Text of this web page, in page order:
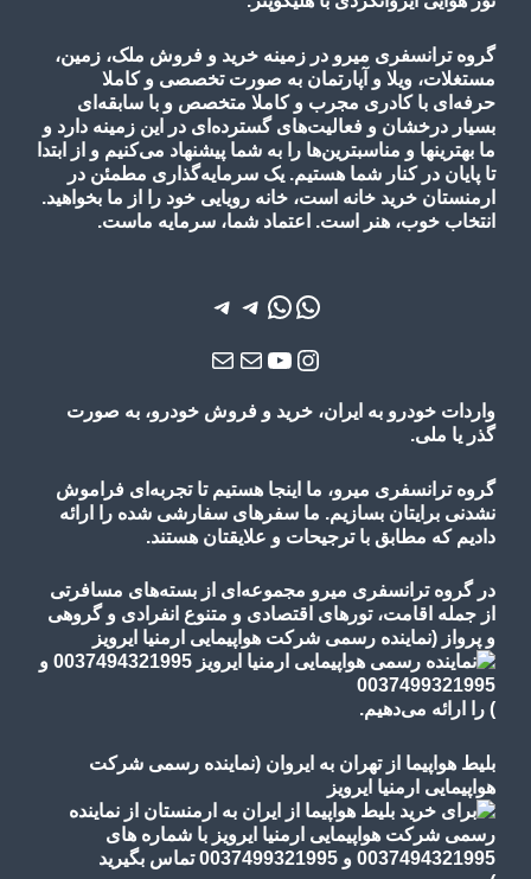
گروه ترانسفری میرو در زمینه خرید و فروش ملک، زمین،
مستغلات، ویلا و آپارتمان به صورت تخصصی و کاملا
حرفه‌ای با کادری مجرب و کاملا متخصص و با سابقه‌ای
بسیار درخشان و فعالیت‌های گسترده‌ای در این زمینه دارد و
ما بهترینها و مناسبترین‌ها را به شما پیشنهاد می‌کنیم و از ابتدا
تا پایان در کنار شما هستیم. یک سرمایه‌گذاری مطمئن در
ارمنستان خرید خانه است، خانه رویایی خود را از ما بخواهید.
انتخاب خوب، هنر است. اعتماد شما، سرمایه ماست.
واتس‌اپ
واتس‌اپ
تلگرامتلگرام
اینستاگرم
یوتیوب
ایمیلایمیل
واردات خودرو به ایران، خرید و فروش خودرو، به صورت
گذر یا ملی.
گروه ترانسفری میرو، ما اینجا هستیم تا تجربه‌ای فراموش
نشدنی برایتان بسازیم. ما سفرهای سفارشی شده را ارائه
دادیم که مطابق با ترجیحات و علایقتان هستند.
در گروه ترانسفری میرو مجموعه‌ای از بسته‌های مسافرتی
از جمله اقامت، تورهای اقتصادی و متنوع انفرادی و گروهی
و پرواز (نماینده رسمی شرکت هواپیمایی ارمنیا ایرویز
) را ارائه می‌دهیم.
بلیط هواپیما از تهران به ایروان (نماینده رسمی شرکت
هواپیمایی ارمنیا ایرویز